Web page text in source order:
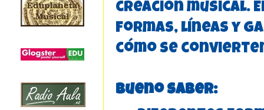
creación musical.
formas, líneas y
cómo se
Bueno saber: